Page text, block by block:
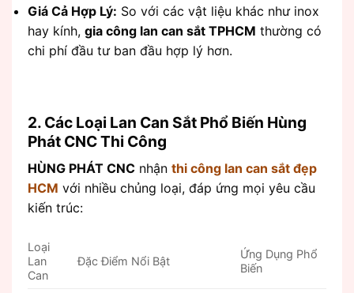
Giá Cả Hợp Lý: So với các vật liệu khác như inox
hay kính, gia công lan can sắt TPHCM thường có
chi phí đầu tư ban đầu hợp lý hơn.
2. Các Loại Lan Can Sắt Phổ Biến Hùng
Phát CNC Thi Công
HÙNG PHÁT CNC nhận thi công lan can sắt đẹp
HCM với nhiều chủng loại, đáp ứng mọi yêu cầu
kiến trúc:
Loại
Lan
Can
Đặc Điểm Nổi Bật
Ứng Dụng Phổ
Biến